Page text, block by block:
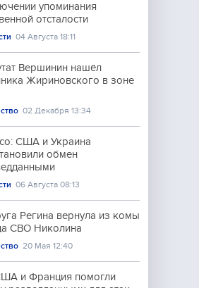
упоминания
отсталости
04 Августа 18:11
Вершинин нашёл
Жириновского в зоне
02 Декабря 13:34
США и Украина
обмен
06 Августа 08:13
Регина вернула из комы
СВО Николина
20 Мая 12:40
и Франция помогли